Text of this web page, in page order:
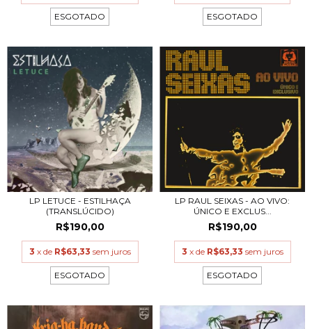
ESGOTADO ESGOTADO
LP LETUCE - ESTILHAÇA
(TRANSLÚCIDO)
R$190,00
3 x de R$63,33 sem juros
ESGOTADO
LP RAUL SEIXAS - AO VIVO:
ÚNICO E EXCLUS...
R$190,00
3 x de R$63,33 sem juros
ESGOTADO